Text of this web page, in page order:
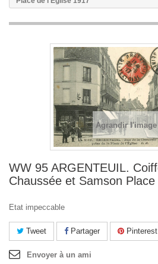
Agrandir l'image
WW 95 ARGENTEUIL.
Chaussée et Samson
Etat impeccable
Tweet Partager Pinterest
Envoyer à un ami